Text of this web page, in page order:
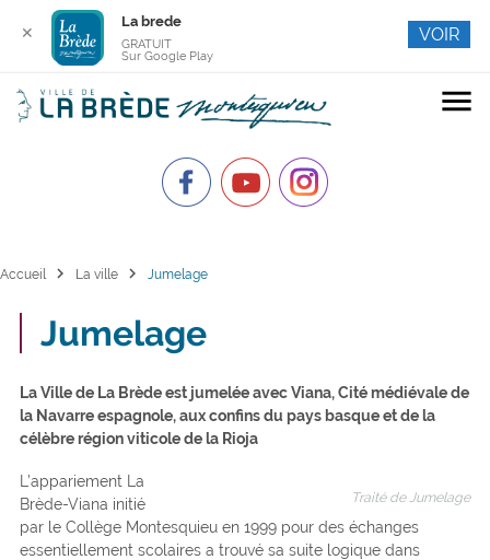
menu
Accueil chevron_right La ville chevron_right Jumelage
Jumelage
La Ville de La Brède est jumelée avec Viana, Cité médiévale de
la Navarre espagnole, aux confins du pays basque et de la
célèbre région viticole de la Rioja
Traité de Jumelage
L’appariement La
Brède-Viana initié
par le Collège Montesquieu en 1999 pour des échanges
essentiellement scolaires a trouvé sa suite logique dans
✕
La brede
GRATUIT
Sur Google Play
VOIR